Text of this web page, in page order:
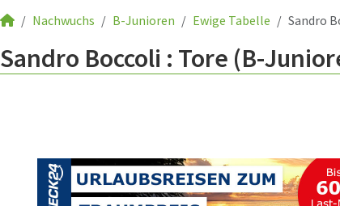
Nachwuchs B-Junioren Ewige Tabelle Sandro
Sandro Boccoli : Tore (B-